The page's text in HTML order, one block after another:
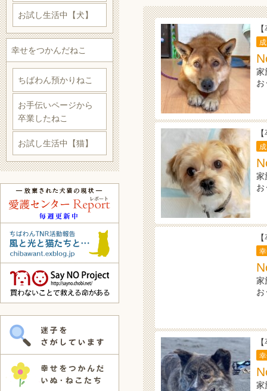
家
お
家
お
家
お
家
お試し生活中【犬】
幸せをつかんだねこ
ちばわん預かりねこ
お手伝いページから
卒業したねこ
お試し生活中【猫】